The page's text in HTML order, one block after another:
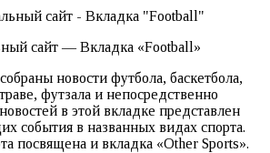
сайт — Вкладка «Football»
новости футбола, баскетбола,
футзала и непосредственно
в этой вкладке представлен
события в названных видах спорта.
посвящена и вкладка «Other Sports».